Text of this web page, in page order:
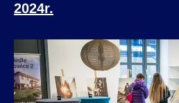
2024r.